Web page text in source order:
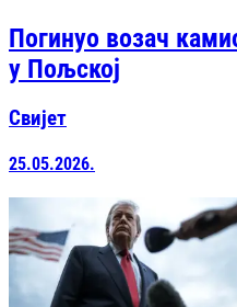
Погинуо возач
у Пољској
Свијет
25.05.2026.